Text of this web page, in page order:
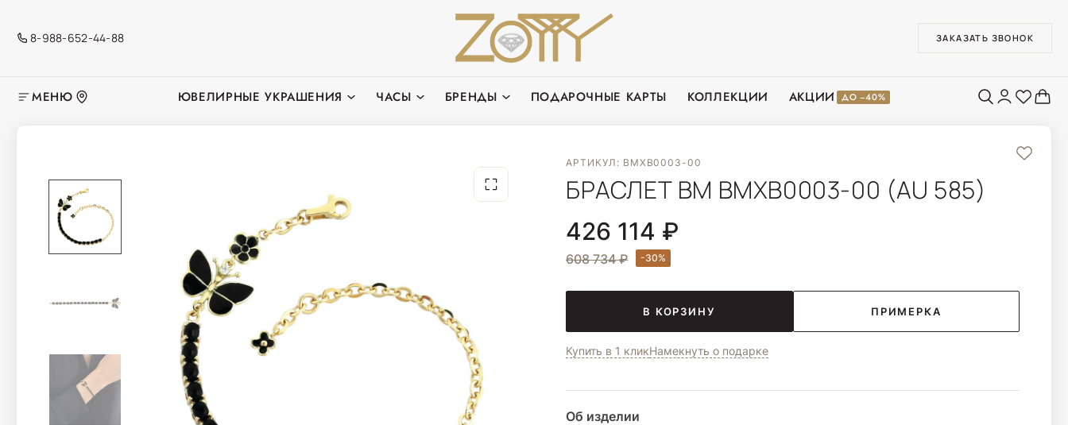
8-988-652-44-88 ЗАКАЗАТЬ ЗВОНОК
МЕНЮ ЮВЕЛИРНЫЕ УКРАШЕНИЯ ЧАСЫ БРЕНДЫ ПОДАРОЧНЫЕ КАРТЫ КОЛЛЕКЦИИ АКЦИИ ДО −40%
АРТИКУЛ: BMXB0003-00
БРАСЛЕТ BM BMXB0003-00 (AU 585)
426 114 ₽
608 734 ₽
В КОРЗИНУ ПРИМЕРКА
Купить в 1 кликНамекнуть о подарке
Об изделии